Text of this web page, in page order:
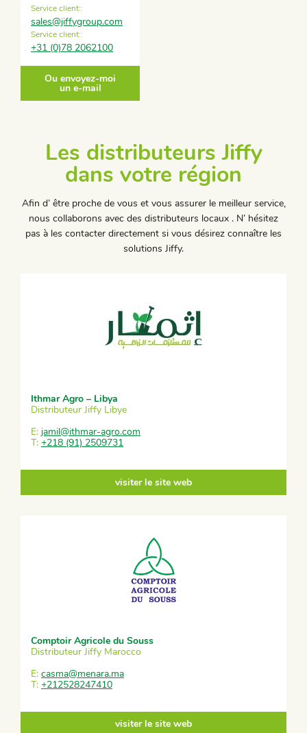
Service client::
sales@jiffygroup.com
Service client::
+31 (0)78 2062100
Ou envoyez-moi
un e-mail
Les distributeurs Jiffy
dans votre région
Afin d’ être proche de vous et vous assurer le meilleur service,
nous collaborons avec des distributeurs locaux . N’ hésitez
pas à les contacter directement si vous désirez connaître les
solutions Jiffy.
Ithmar Agro – Libya
Distributeur Jiffy Libye
E: jamil@ithmar-agro.com
T: +218 (91) 2509731
visiter le site web
Comptoir Agricole du Souss
Distributeur Jiffy Marocco
E: casma@menara.ma
T: +212528247410
visiter le site web